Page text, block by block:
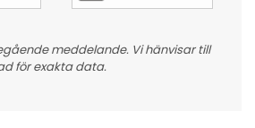
meddelande. Vi hänvisar till
för exakta data.